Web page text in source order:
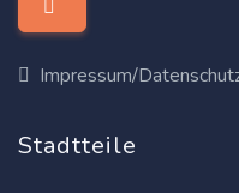
Impressum/
Stadtteile